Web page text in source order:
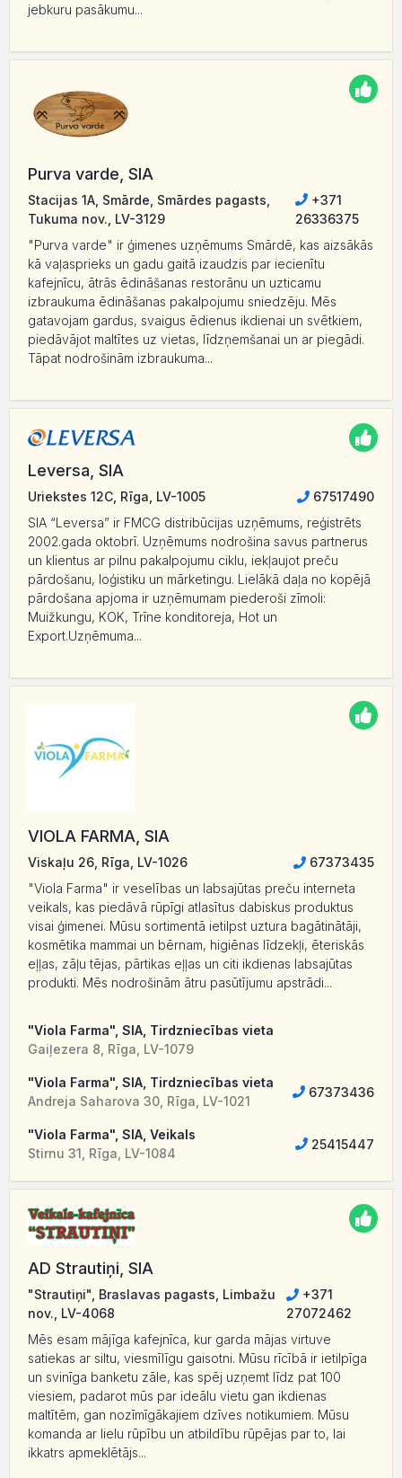
jebkuru pasākumu...
Purva varde, SIA
Stacijas 1A, Smārde, Smārdes pagasts,
Tukuma nov., LV-3129
+371
26336375
"Purva varde" ir ģimenes uzņēmums Smārdē, kas aizsākās
kā vaļasprieks un gadu gaitā izaudzis par iecienītu
kafejnīcu, ātrās ēdināšanas restorānu un uzticamu
izbraukuma ēdināšanas pakalpojumu sniedzēju. Mēs
gatavojam gardus, svaigus ēdienus ikdienai un svētkiem,
piedāvājot maltītes uz vietas, līdzņemšanai un ar piegādi.
Tāpat nodrošinām izbraukuma...
Leversa, SIA
Uriekstes 12C, Rīga, LV-1005
67517490
SIA “Leversa” ir FMCG distribūcijas uzņēmums, reģistrēts
2002.gada oktobrī. Uzņēmums nodrošina savus partnerus
un klientus ar pilnu pakalpojumu ciklu, iekļaujot preču
pārdošanu, loģistiku un mārketingu. Lielākā daļa no kopējā
pārdošana apjoma ir uzņēmumam piederoši zīmoli:
Muižkungu, KOK, Trīne konditoreja, Hot un
Export.Uzņēmuma...
VIOLA FARMA, SIA
Viskaļu 26, Rīga, LV-1026
67373435
"Viola Farma" ir veselības un labsajūtas preču interneta
veikals, kas piedāvā rūpīgi atlasītus dabiskus produktus
visai ģimenei. Mūsu sortimentā ietilpst uztura bagātinātāji,
kosmētika mammai un bērnam, higiēnas līdzekļi, ēteriskās
eļļas, zāļu tējas, pārtikas eļļas un citi ikdienas labsajūtas
produkti. Mēs nodrošinām ātru pasūtījumu apstrādi...
"Viola Farma", SIA, Tirdzniecības vieta
Gaiļezera 8, Rīga, LV-1079
"Viola Farma", SIA, Tirdzniecības vieta
Andreja Saharova 30, Rīga, LV-1021
67373436
"Viola Farma", SIA, Veikals
Stirnu 31, Rīga, LV-1084
25415447
AD Strautiņi, SIA
"Strautiņi", Braslavas pagasts, Limbažu
nov., LV-4068
+371
27072462
Mēs esam mājīga kafejnīca, kur garda mājas virtuve
satiekas ar siltu, viesmīlīgu gaisotni. Mūsu rīcībā ir ietilpīga
un svinīga banketu zāle, kas spēj uzņemt līdz pat 100
viesiem, padarot mūs par ideālu vietu gan ikdienas
maltītēm, gan nozīmīgākajiem dzīves notikumiem. Mūsu
komanda ar lielu rūpību un atbildību rūpējas par to, lai
ikkatrs apmeklētājs...